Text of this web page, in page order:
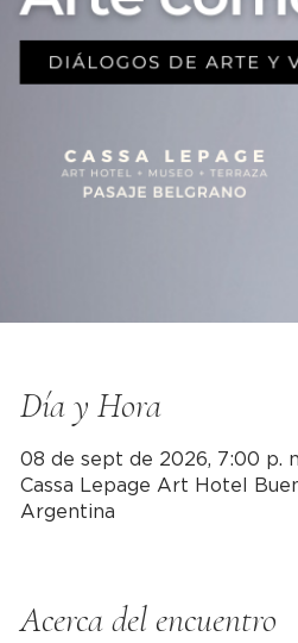
Día y Hora
08 de sept de 2026, 7:00 p.
Cassa Lepage Art Hotel
Argentina
Acerca del encuentro